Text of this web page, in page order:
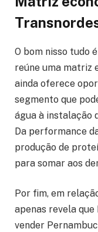
O bom nisso tudo
reúne uma matriz
ainda oferece
segmento que
água à instalação
Da performance
produção de
para somar aos
Por fim, em
apenas revela
vender